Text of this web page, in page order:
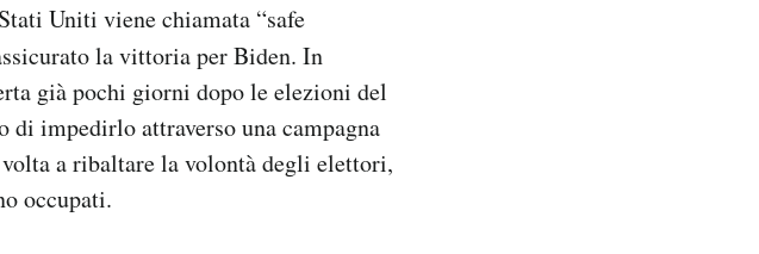
Uniti viene chiamata “safe
la vittoria per Biden. In
già pochi giorni dopo le elezioni del
di impedirlo attraverso una campagna
a ribaltare la volontà degli elettori,
occupati.